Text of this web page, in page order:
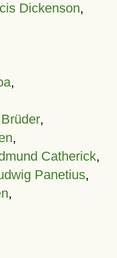
Dickenson,
,
,
,
Catherick,
Panetius,
,